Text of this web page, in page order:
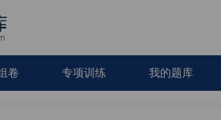
卷 专项训练 我的题库